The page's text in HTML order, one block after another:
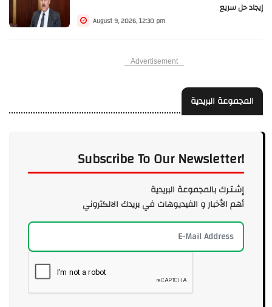
إيجاد حل سريع
August 9, 2026, 12:30 pm
Advertisement
المجموعة البريدية
Subscribe To Our Newsletter!
إشـتـرك بالمجموعة البريدية
أهم الأخبار و الفيديوهات في بريدك الالكتروني